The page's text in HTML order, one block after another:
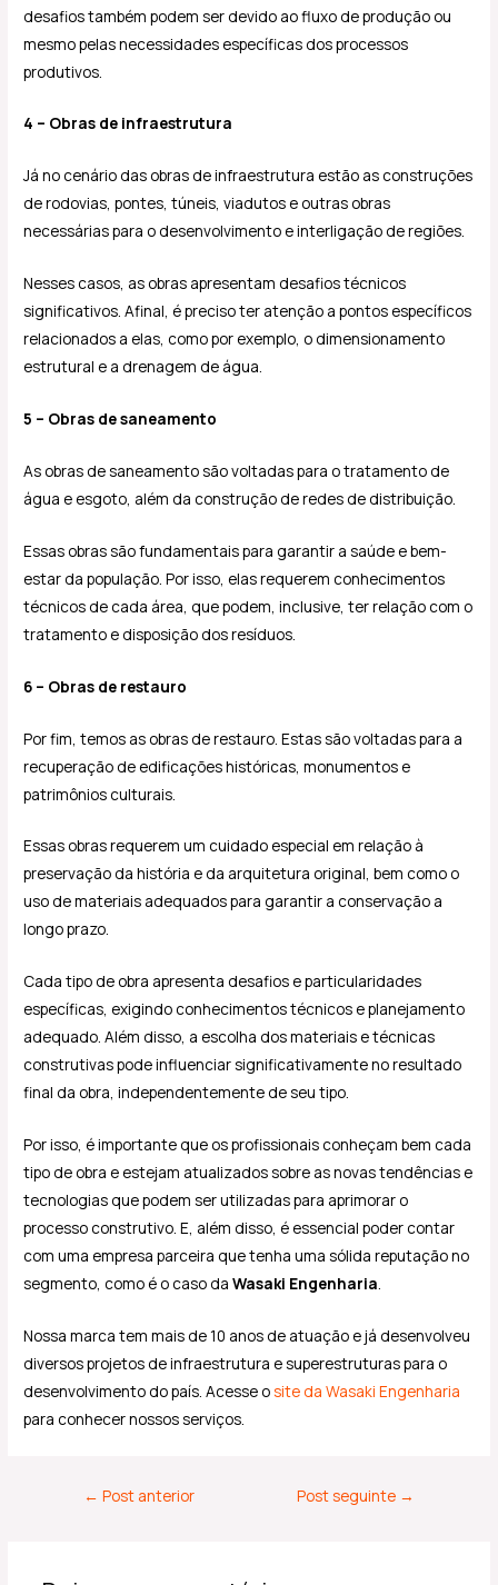
desafios também podem ser devido ao fluxo de produção ou
mesmo pelas necessidades específicas dos processos
produtivos.
4 – Obras de infraestrutura
Já no cenário das obras de infraestrutura estão as construções
de rodovias, pontes, túneis, viadutos e outras obras
necessárias para o desenvolvimento e interligação de regiões.
Nesses casos, as obras apresentam desafios técnicos
significativos. Afinal, é preciso ter atenção a pontos específicos
relacionados a elas, como por exemplo, o dimensionamento
estrutural e a drenagem de água.
5 – Obras de saneamento
As obras de saneamento são voltadas para o tratamento de
água e esgoto, além da construção de redes de distribuição.
Essas obras são fundamentais para garantir a saúde e bem-
estar da população. Por isso, elas requerem conhecimentos
técnicos de cada área, que podem, inclusive, ter relação com o
tratamento e disposição dos resíduos.
6 – Obras de restauro
Por fim, temos as obras de restauro. Estas são voltadas para a
recuperação de edificações históricas, monumentos e
patrimônios culturais.
Essas obras requerem um cuidado especial em relação à
preservação da história e da arquitetura original, bem como o
uso de materiais adequados para garantir a conservação a
longo prazo.
Cada tipo de obra apresenta desafios e particularidades
específicas, exigindo conhecimentos técnicos e planejamento
adequado. Além disso, a escolha dos materiais e técnicas
construtivas pode influenciar significativamente no resultado
final da obra, independentemente de seu tipo.
Por isso, é importante que os profissionais conheçam bem cada
tipo de obra e estejam atualizados sobre as novas tendências e
tecnologias que podem ser utilizadas para aprimorar o
processo construtivo. E, além disso, é essencial poder contar
com uma empresa parceira que tenha uma sólida reputação no
segmento, como é o caso daWasaki Engenharia.
Nossa marca tem mais de 10 anos de atuação e já desenvolveu
diversos projetos de infraestrutura e superestruturas para o
desenvolvimento do país. Acesse o site da Wasaki Engenharia
para conhecer nossos serviços.
← Post anterior Post seguinte →